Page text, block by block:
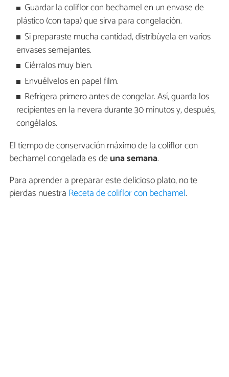
Guardar la coliflor con bechamel en un envase de
plástico (con tapa) que sirva para congelación.
Si preparaste mucha cantidad, distribúyela en varios
envases semejantes.
Ciérralos muy bien.
Envuélvelos en papel film.
Refrigera primero antes de congelar. Así, guarda los
recipientes en la nevera durante 30 minutos y, después,
congélalos.
El tiempo de conservación máximo de la coliflor con
bechamel congelada es deuna semana.
Para aprender a preparar este delicioso plato, no te
pierdas nuestra Receta de coliflor con bechamel.